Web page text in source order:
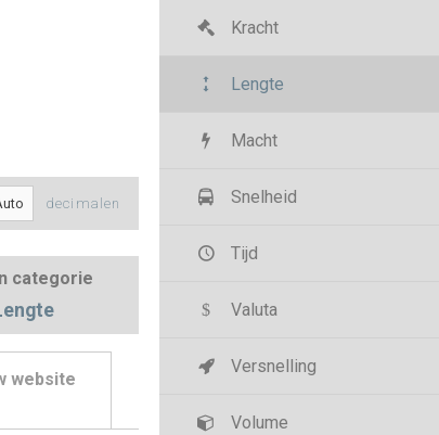
decimalen
categorie
website
Kracht
Lengte
Macht
Snelheid
Tijd
Valuta
Versnelling
Volume